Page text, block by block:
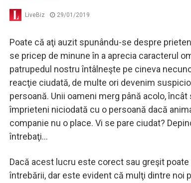
LiveBiz 29/01/2019
Poate că aţi auzit spunându-se despre
se pricep de minune în a aprecia caracterul
patrupedul nostru întâlneşte pe cineva
reacţie ciudată, de multe ori devenim
persoană. Unii oameni merg până acolo,
împrieteni niciodată cu o persoană dacă
companie nu o place. Vi se pare ciudat?
întrebaţi…
Dacă acest lucru este corect sau greşit
întrebării, dar este evident că mulţi dintre noi